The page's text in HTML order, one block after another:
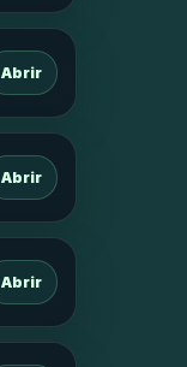
Abrir
Abrir
Abrir